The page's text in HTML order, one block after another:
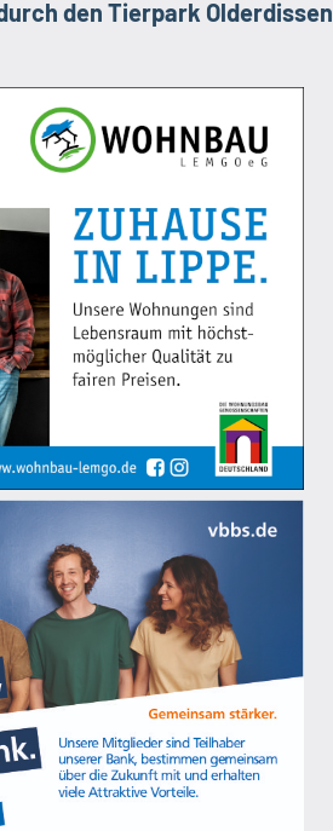
den Tierpark Olderdissen